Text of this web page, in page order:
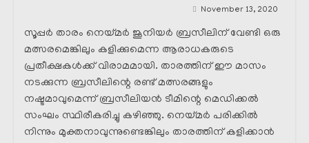
November 13, 2020
സൂപ്പർ താരം നെയ്മർ ജൂനിയർ ബ്രസീലിന് വേണ്ടി ഒരു
മത്സരമെങ്കിലും കളിക്കുമെന്ന ആരാധകരുടെ
പ്രതീക്ഷകൾക്ക്‌ വിരാമമായി. താരത്തിന് ഈ മാസം
നടക്കുന്ന ബ്രസീലിന്റെ രണ്ട് മത്സരങ്ങളും
നഷ്ടമാവുമെന്ന് ബ്രസീലിയൻ ടീമിന്റെ മെഡിക്കൽ
സംഘം സ്ഥിരീകരിച്ചു കഴിഞ്ഞു. നെയ്മർ പരിക്കിൽ
നിന്നും മുക്തനാവുന്നുണ്ടെങ്കിലും താരത്തിന് കളിക്കാൻ